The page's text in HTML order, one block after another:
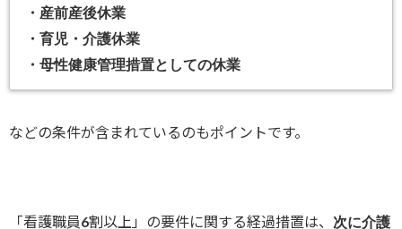
・産前産後休業
・育児・介護休業
・母性健康管理措置としての休業
などの条件が含まれているのもポイントです。
「看護職員6割以上」の要件に関する経過措置は、 次に介護